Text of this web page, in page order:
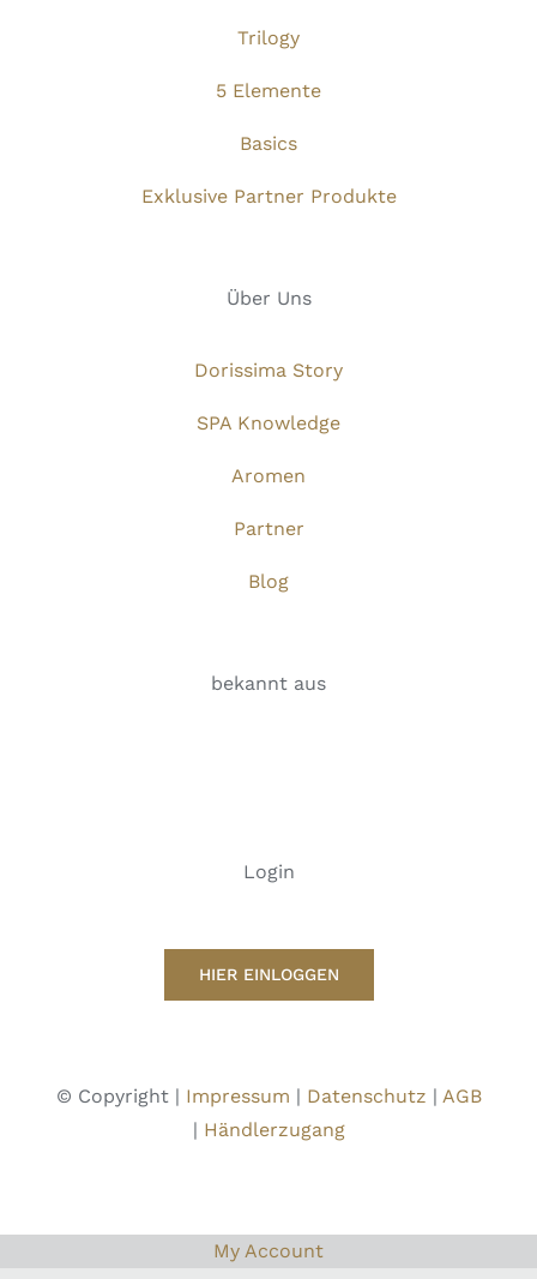
Trilogy
5 Elemente
Basics
Exklusive Partner Produkte
Über Uns
Dorissima Story
SPA Knowledge
Aromen
Partner
Blog
bekannt aus
Login
HIER EINLOGGEN
© Copyright | Impressum | Datenschutz | AGB
| Händlerzugang
My Account